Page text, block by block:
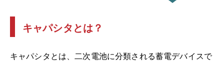
キャパシタとは？
キャパシタとは、二次電池に分類される蓄電デバイスで